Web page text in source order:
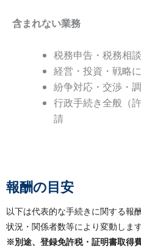
含まれない業務
税務申告・税務相談
経営・投資・戦略
紛争対応・交渉・
行政手続き全般（
請
報酬の目安
以下は代表的な手続きに関する報
状況・関係者数等により変動します
※別途、登録免許税・証明書取得